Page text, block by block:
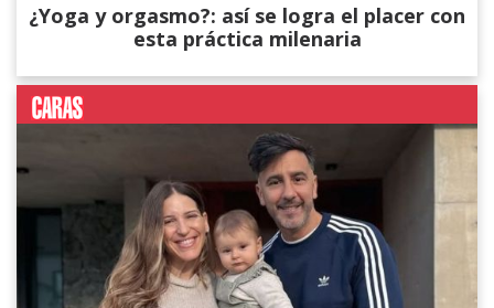
¿Yoga y orgasmo?: así se logra el placer con
esta práctica milenaria